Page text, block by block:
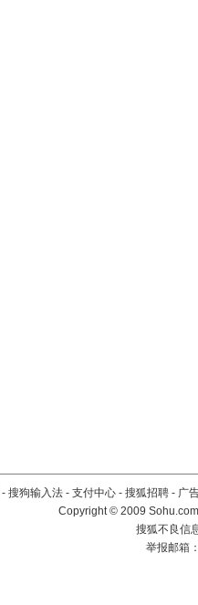
- 搜狗输入法 - 支付中心 - 搜狐招聘 - 广
Copyright © 2009
搜狐不良信
举报邮箱